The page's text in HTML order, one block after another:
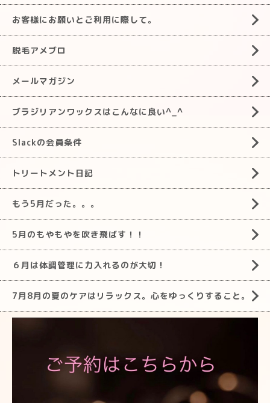
お客様にお願いとご利用に際して。
脱毛アメブロ
メールマガジン
ブラジリアンワックスはこんなに良い^_^
Slackの会員条件
トリートメント日記
もう5月だった。。。
5月のもやもやを吹き飛ばす！！
６月は体調管理に力入れるのが大切！
7月8月の夏のケアはリラックス。心をゆっくりすること。